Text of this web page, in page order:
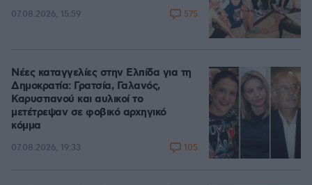
07.08.2026, 15:59 575
Νέες καταγγελίες στην Ελπίδα για τη
Δημοκρατία: Γρατσία, Γαλανός,
Καρυστιανού και αυλικοί το
μετέτρεψαν σε φοβικό αρχηγικό
κόμμα
07.08.2026, 19:33 105